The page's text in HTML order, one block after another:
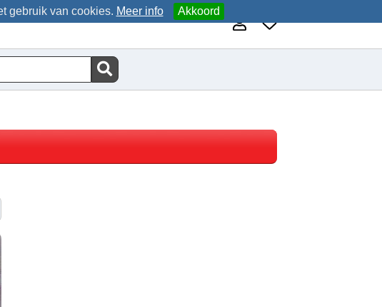
gebruik van cookies. Meer info Akkoord